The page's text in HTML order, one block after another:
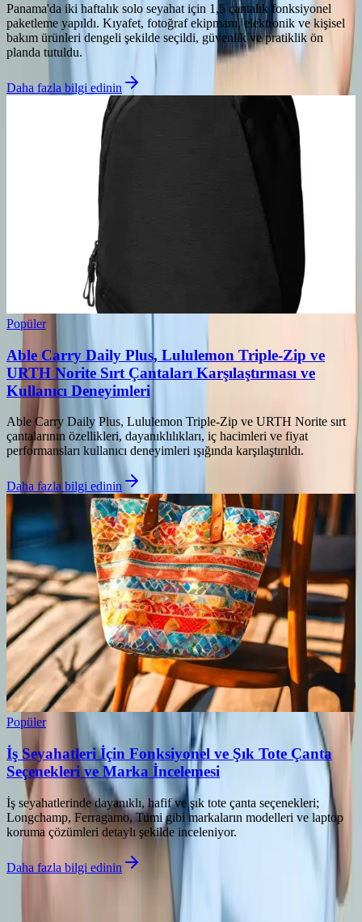
Panama'da iki haftalık solo seyahat için 1,5 çantalık fonksiyonel
paketleme yapıldı. Kıyafet, fotoğraf ekipmanı, elektronik ve kişisel
bakım ürünleri dengeli şekilde seçildi, güvenlik ve pratiklik ön
planda tutuldu.
Daha fazla bilgi edinin
Popüler
Able Carry Daily Plus, Lululemon Triple-Zip ve
URTH Norite Sırt Çantaları Karşılaştırması ve
Kullanıcı Deneyimleri
Able Carry Daily Plus, Lululemon Triple-Zip ve URTH Norite sırt
çantalarının özellikleri, dayanıklılıkları, iç hacimleri ve fiyat
performansları kullanıcı deneyimleri ışığında karşılaştırıldı.
Daha fazla bilgi edinin
Popüler
İş Seyahatleri İçin Fonksiyonel ve Şık Tote Çanta
Seçenekleri ve Marka İncelemesi
İş seyahatlerinde dayanıklı, hafif ve şık tote çanta seçenekleri;
Longchamp, Ferragamo, Tumi gibi markaların modelleri ve laptop
koruma çözümleri detaylı şekilde inceleniyor.
Daha fazla bilgi edinin
Torbayk